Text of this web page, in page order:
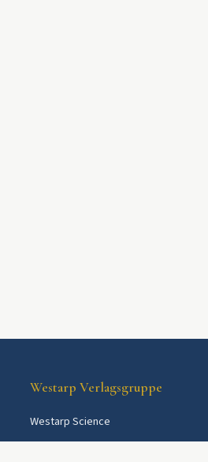
Westarp Verlagsgruppe
Westarp Science